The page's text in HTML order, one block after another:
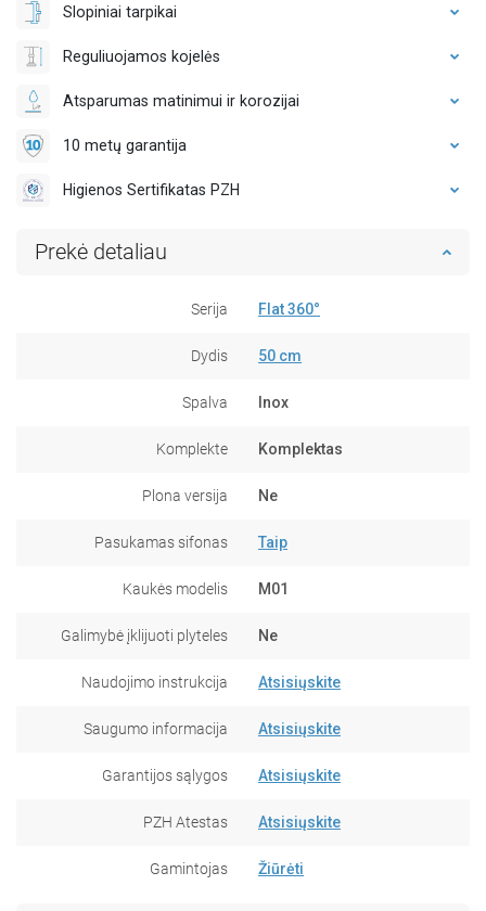
Slopiniai tarpikai
Reguliuojamos kojelės
Atsparumas matinimui ir korozijai
10 metų garantija
Higienos Sertifikatas PZH
Prekė detaliau
Serija Flat 360°
Dydis 50 cm
Spalva Inox
Komplekte Komplektas
Plona versija Ne
Pasukamas sifonas Taip
Kaukės modelis M01
Galimybė įklijuoti plyteles Ne
Naudojimo instrukcija Atsisiųskite
Saugumo informacija Atsisiųskite
Garantijos sąlygos Atsisiųskite
PZH Atestas Atsisiųskite
Gamintojas Žiūrėti